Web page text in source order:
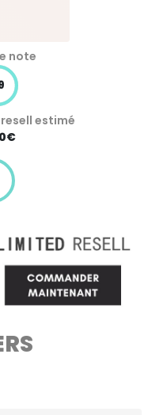
note
resell estimé